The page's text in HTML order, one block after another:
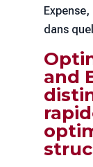
dans
and